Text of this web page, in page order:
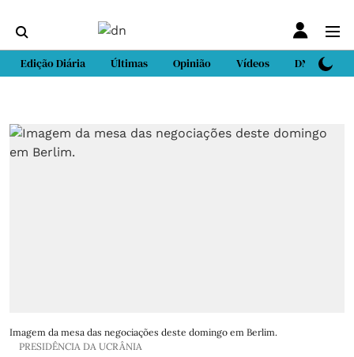
Edição Diária Últimas Opinião Vídeos DN Sport
Imagem da mesa das negociações deste domingo em Berlim.
PRESIDÊNCIA DA UCRÂNIA